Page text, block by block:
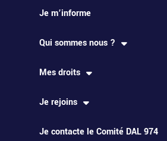
Je m’informe
Qui sommes nous ?
Mes droits
Je rejoins
Je contacte le Comité DAL 974